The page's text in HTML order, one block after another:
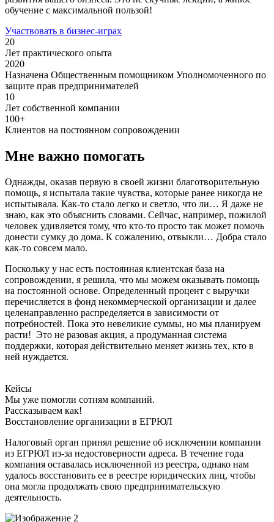
обучение с максимальной пользой!
Участвовать в бизнес-играх
20
Лет практического опыта
2020
Назначена Общественным помощником Уполномоченного по
защите прав предпринимателей
10
Лет собственной компании
100+
Клиентов на постоянном сопровождении
Мне важно помогать
Однажды, оказав первую в своей жизни благотворительную
помощь, я испытала такие чувства, которые ранее никогда не
испытывала. Как-то стало легко и светло, что ли… Я даже не
знаю, как это объяснить словами. Сейчас, например, пожилой
человек удивляется тому, что кто-то просто так может помочь
донести сумку до дома. К сожалению, отвыкли… Добра стало
как-то совсем мало.⁠
Поскольку у нас есть постоянная клиентская база на
сопровождении, я решила, что мы можем оказывать помощь
на постоянной основе. Определенный процент с выручки
перечисляется в фонд некоммерческой организации и далее
целенаправленно распределяется в зависимости от
потребностей. Пока это невеликие суммы, но мы планируем
расти! Это не разовая акция, а продуманная система
поддержки, которая действительно меняет жизнь тех, кто в
ней нуждается.
Кейсы
Мы уже помогли сотням компаний.
Рассказываем как!
Восстановление организации в ЕГРЮЛ
Налоговый орган принял решение об исключении компании
из ЕГРЮЛ из-за недостоверности адреса. В течение года
компания оставалась исключенной из реестра, однако нам
удалось восстановить ее в реестре юридических лиц, чтобы
она могла продолжать свою предпринимательскую
деятельность.